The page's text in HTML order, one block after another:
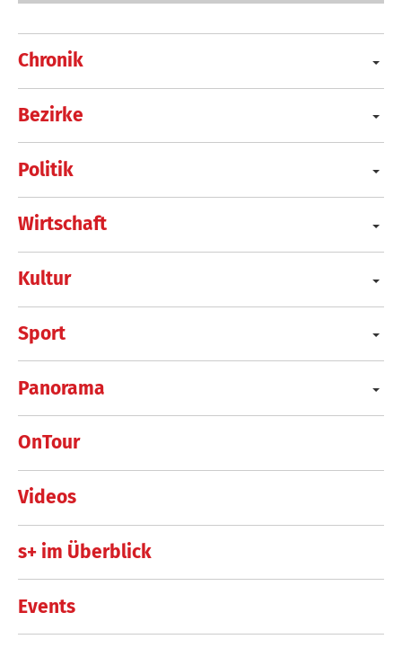
Chronik
Bezirke
Politik
Wirtschaft
Kultur
Sport
Panorama
OnTour
Videos
s+ im Überblick
Events